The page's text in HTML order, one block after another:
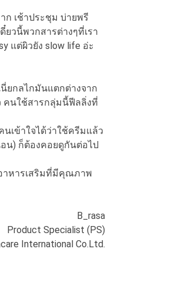
เช้าประชุม บ่ายพรี
ยวนี้พวกสารต่างๆที่เรา
แต่ผิวยัง slow life อ่ะ
กลไกมันแตกต่างจาก
คนใช้สารกลุ่มนี้ฟีลลิ่งที่
ข้าใจได้ว่าใช้ครีมแล้ว
อน) ก็ต้องคอยดูกันต่อไป
าหารเสริมที่มีคุณภาพ
B_rasa
Product Specialist (PS)
International Co.Ltd.